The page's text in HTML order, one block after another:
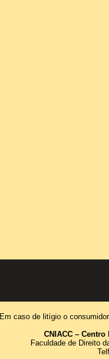
Em caso de litígio o
CNIACC –
Faculdade de Direito